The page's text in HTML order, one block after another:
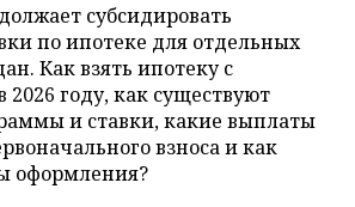
субсидировать
по ипотеке для отдельных
Как взять ипотеку с
году, как существуют
и ставки, какие выплаты
взноса и как
оформления?